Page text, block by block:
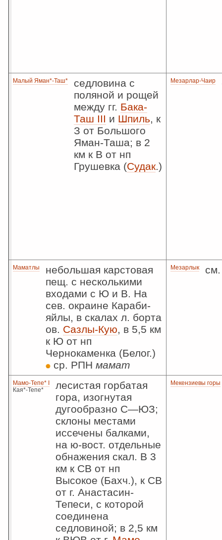
Малый Яман*-Таш*
седловина с
поляной и рощей
между гг. Бака-
Таш III и Шпиль, к
З от Большого
Яман-Таша; в 2
км к В от нп
Грушевка (Судак.)
Мезарлар-Чаир
Маматлы
небольшая карстовая
пещ. с несколькими
входами с Ю и В. На
сев. окраине Караби-
яйлы, в скалах л. борта
ов. Сазлы-Кую, в 5,5 км
к Ю от нп
Чернокаменка (Белог.)
ср. РПН мамат
Мезарлык
Мамо-Тепе* I
Кая*-Тепе*
лесистая горбатая
гора, изогнутая
дугообразно С—ЮЗ;
склоны местами
иссечены балками,
на ю-вост. отдельные
обнажения скал. В 3
км к СВ от нп
Высокое (Бахч.), к СВ
от г. Анастасин-
Тепеси, с которой
соединена
седловиной; в 2,5 км
Мекензиевы горы